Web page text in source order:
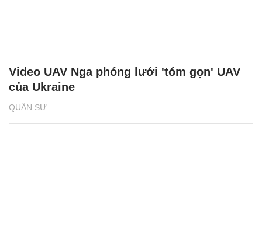
QUÂN SỰ
Video UAV Nga phóng lưới 'tóm gọn' UAV
của Ukraine